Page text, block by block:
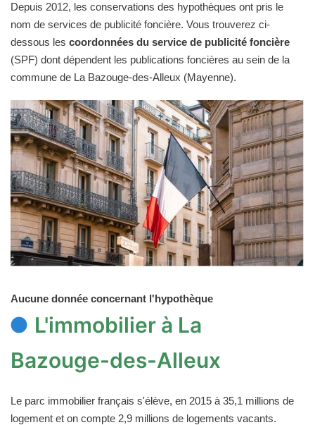
Depuis 2012, les conservations des hypothèques ont pris le
nom de services de publicité foncière. Vous trouverez ci-
dessous les coordonnées du service de publicité foncière
(SPF) dont dépendent les publications foncières au sein de la
commune de La Bazouge-des-Alleux (Mayenne).
Aucune donnée concernant l'hypothèque
L'immobilier à La
Bazouge-des-Alleux
Le parc immobilier français s'élève, en 2015 à 35,1 millions de
logement et on compte 2,9 millions de logements vacants.